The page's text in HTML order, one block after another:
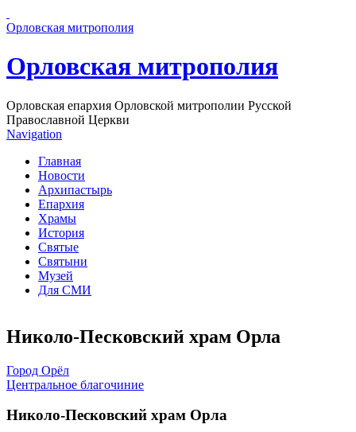
Орловская митрополия
Орловская митрополия
Орловская епархия Орловской митрополии Русской
Православной Церкви
Navigation
Главная
Новости
Архипастырь
Епархия
Храмы
История
Святые
Святыни
Музей
Для СМИ
Николо-Песковский храм Орла
Город Орёл
Центральное благочиние
Николо-Песковский храм Орла